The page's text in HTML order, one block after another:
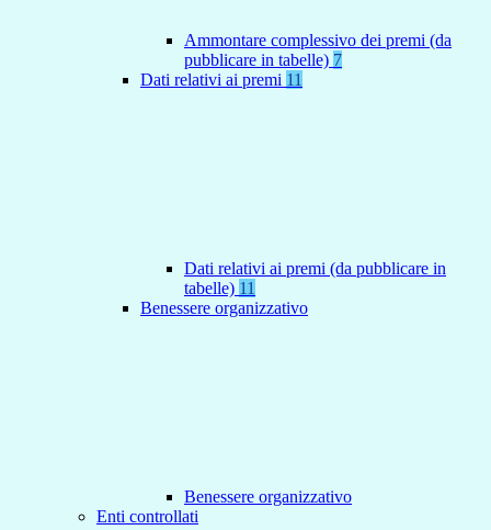
Ammontare complessivo dei premi (da
pubblicare in tabelle) 7
Dati relativi ai premi 11
Dati relativi ai premi (da pubblicare in
tabelle) 11
Benessere organizzativo
Benessere organizzativo
Enti controllati